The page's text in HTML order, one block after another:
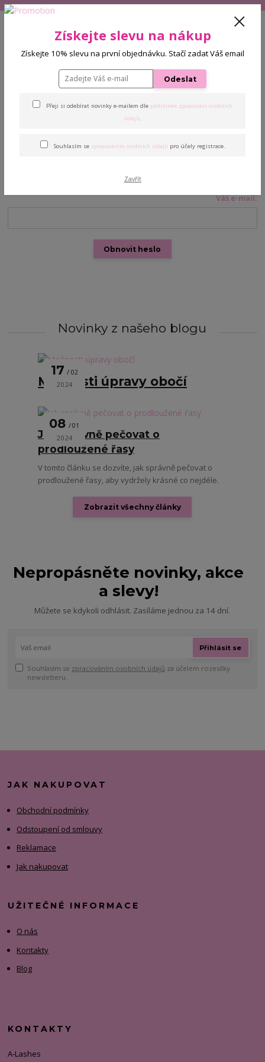
Zapomenuté heslo
Pokud již máte vytvořený účet, ale zapomněli jste své heslo, zadejte
Vám na ni e-mail s odkazem pro nastavení nového hesla.
Váš e-mail:
Obnovit heslo
Novinky z našeho blogu
17 02
2024
Možnosti úpravy obočí
08 01
2024
Jak správně pečovat o
prodloužené řasy
V tomto článku se dozvíte, jak správně pečovat o
prodloužené řasy, aby vydržely krásné co nejdéle.
Zobrazit všechny články
Nepropásněte novinky, akce
a slevy!
Můžete se kdykoli odhlásit. Zasíláme jednou za 14 dní.
Přihlásit se
Souhlasím se zpracováním osobních údajů za účelem rozesílky
newsletteru.
JAK NAKUPOVAT
Obchodní podmínky
Odstoupení od smlouvy
Reklamace
Jak nakupovat
UŽITEČNÉ INFORMACE
O nás
Kontakty
Blog
KONTAKTY
A-Lashes
Získejte slevu na nákup
Získejte 10% slevu na první objednávku. Stačí zadat Váš email
Odeslat
Přeji si odebírat novinky e-mailem dle podmínek zpracování osobních
údajů.
Souhlasím se zpracováním osobních údajů pro účely registrace.
Zavřít